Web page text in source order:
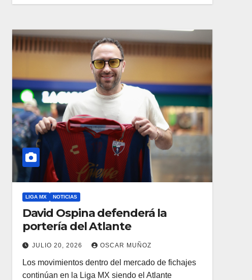
LIGA MX NOTICIAS
David Ospina defenderá la
portería del Atlante
JULIO 20, 2026 OSCAR MUÑOZ
Los movimientos dentro del mercado de fichajes
continúan en la Liga MX siendo el Atlante